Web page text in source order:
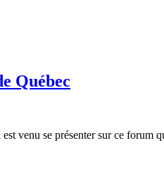
Québec
venu se présenter sur ce